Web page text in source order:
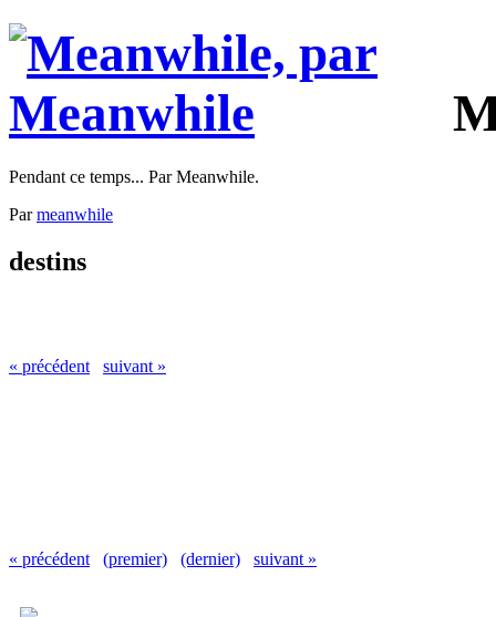
Pendant ce temps... Par Meanwhile.
Parmeanwhile
destins
« précédent suivant »
« précédent (premier) (dernier) suivant »